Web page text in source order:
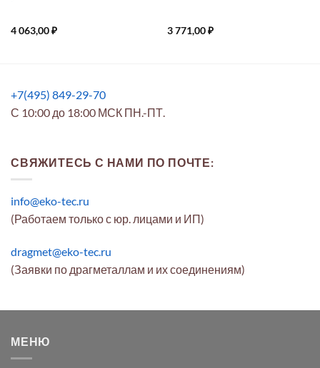
4 063,00₽ 3 771,00₽
+7(495) 849-29-70
С 10:00 до 18:00 МСК ПН.-ПТ.
СВЯЖИТЕСЬ С НАМИ ПО ПОЧТЕ:
info@eko-tec.ru
(Работаем только с юр. лицами и ИП)
dragmet@eko-tec.ru
(Заявки по драгметаллам и их соединениям)
МЕНЮ